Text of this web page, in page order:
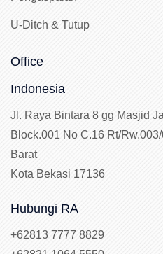
U-Ditch & Tutup
Office
Indonesia
Jl. Raya Bintara 8 gg Masjid
Block.001 No C.16 Rt/
Barat
Kota Bekasi 17136
Hubungi RA
+62813 7777 8829